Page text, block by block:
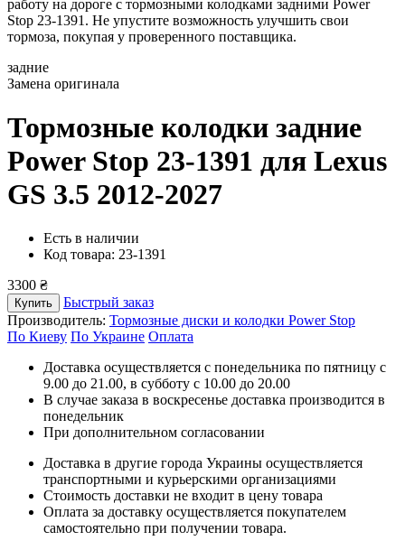
работу на дороге с тормозными колодками задними Power
Stop 23-1391. Не упустите возможность улучшить свои
тормоза, покупая у проверенного поставщика.
задние
Замена оригинала
Тормозные колодки задние
Power Stop 23-1391 для Lexus
GS 3.5 2012-2027
Есть в наличии
Код товара: 23-1391
3300 ₴
Купить
Быстрый заказ
Производитель: Тормозные диски и колодки Power Stop
По Киеву По Украине Оплата
Доставка осуществляется с понедельника по пятницу с
9.00 до 21.00, в субботу с 10.00 до 20.00
В случае заказа в воскресенье доставка производится в
понедельник
При дополнительном согласовании
Доставка в другие города Украины осуществляется
транспортными и курьерскими организациями
Стоимость доставки не входит в цену товара
Оплата за доставку осуществляется покупателем
самостоятельно при получении товара.